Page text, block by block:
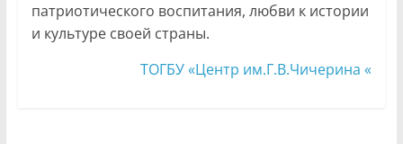
патриотического воспитания, любви к истории
и культуре своей страны.
ТОГБУ «Центр им.Г.В.Чичерина «